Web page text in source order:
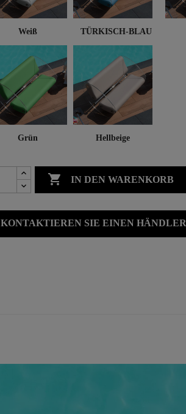
Weiß TÜRKISCH-BLAU
Grün Hellbeige
 IN DEN WARENKORB
KONTAKTIEREN SIE EINEN HÄNDLER